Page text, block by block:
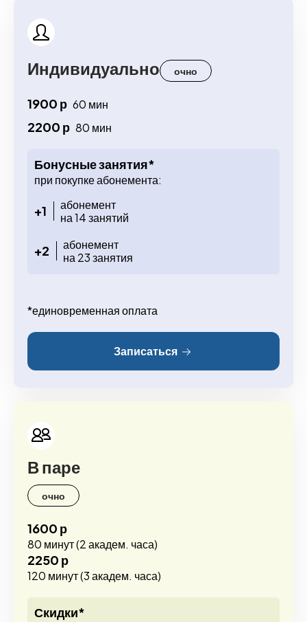
Индивидуально очно
1900 р 60 мин
2200 р 80 мин
Бонусные занятия*
при покупке абонемента:
+1
абонемент
на 14 занятий
+2
абонемент
на 23 занятия
*единовременная оплата
Записаться
В паре
очно
1600 р
80 минут (2 академ. часа)
2250 р
120 минут (3 академ. часа)
Скидки*